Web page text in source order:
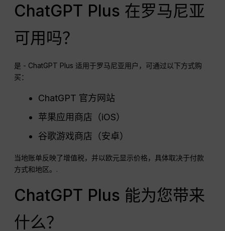
ChatGPT Plus 在罗马尼亚
可用吗？
是 - ChatGPT Plus 适用于罗马尼亚用户，可通过以下方式购
买：
ChatGPT 官方网站
苹果应用商店（iOS）
谷歌游戏商店（安卓）
当地账单反映了增值税，并以欧元显示价格，具体取决于付款
方式和地区。.
ChatGPT Plus 能为您带来
什么？